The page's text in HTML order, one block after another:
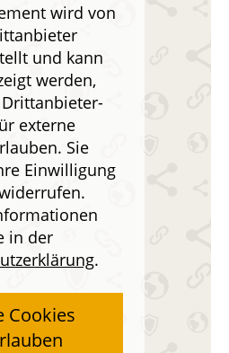
wird von
und kann
werden,
externe
Sie
Einwilligung
in der
.
Cookies